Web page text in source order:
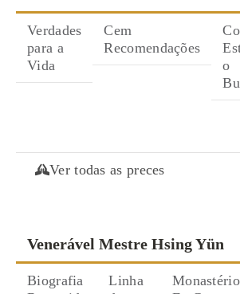
Verdades
para a
Vida
Cem
Recomendações
o
Ver todas as preces
Venerável Mestre Hsing Yün
Biografia
Linha
Monastério